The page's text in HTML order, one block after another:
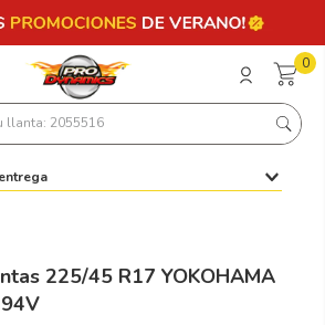
0
tu llanta: 2055516
225/45 R17 YOKOHAMA
Términos más buscados
.